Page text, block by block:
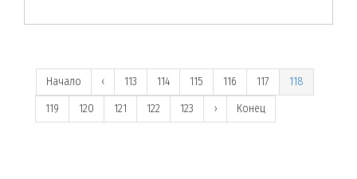
Начало ‹ 113 114 115 116 117
118
119
120 121 122 123 › Конец